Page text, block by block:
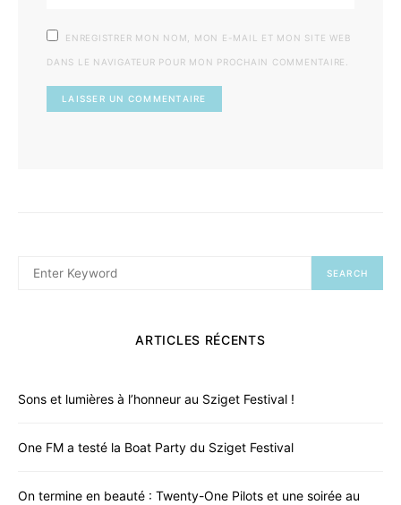
ENREGISTRER MON NOM, MON E-MAIL ET MON SITE WEB
DANS LE NAVIGATEUR POUR MON PROCHAIN COMMENTAIRE.
FOR:
When autocomplete results are available use
SEARCH
ARTICLES RÉCENTS
Sons et lumières à l’honneur au Sziget Festival !
One FM a testé la Boat Party du Sziget Festival
On termine en beauté : Twenty-One Pilots et une soirée au